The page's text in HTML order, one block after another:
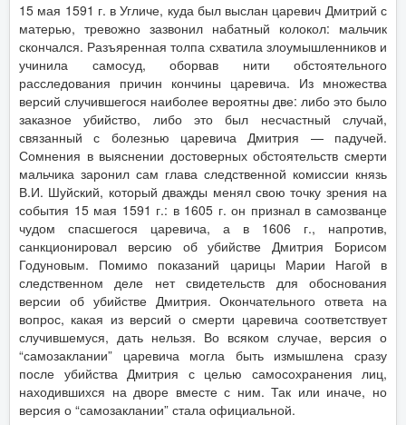
15 мая 1591 г. в Угличе, куда был выслан царевич Дмитрий с
матерью, тревожно зазвонил набатный колокол: мальчик
скончался. Разъяренная толпа схватила злоумышленников и
учинила самосуд, оборвав нити обстоятельного
расследования причин кончины царевича. Из множества
версий случившегося наиболее вероятны две: либо это было
заказное убийство, либо это был несчастный случай,
связанный с болезнью царевича Дмитрия — падучей.
Сомнения в выяснении достоверных обстоятельств смерти
мальчика заронил сам глава следственной комиссии князь
В.И. Шуйский, который дважды менял свою точку зрения на
события 15 мая 1591 г.: в 1605 г. он признал в самозванце
чудом спасшегося царевича, а в 1606 г., напротив,
санкционировал версию об убийстве Дмитрия Борисом
Годуновым. Помимо показаний царицы Марии Нагой в
следственном деле нет свидетельств для обоснования
версии об убийстве Дмитрия. Окончательного ответа на
вопрос, какая из версий о смерти царевича соответствует
случившемуся, дать нельзя. Во всяком случае, версия о
“самозаклании” царевича могла быть измышлена сразу
после убийства Дмитрия с целью самосохранения лиц,
находившихся на дворе вместе с ним. Так или иначе, но
версия о “самозаклании” стала официальной.